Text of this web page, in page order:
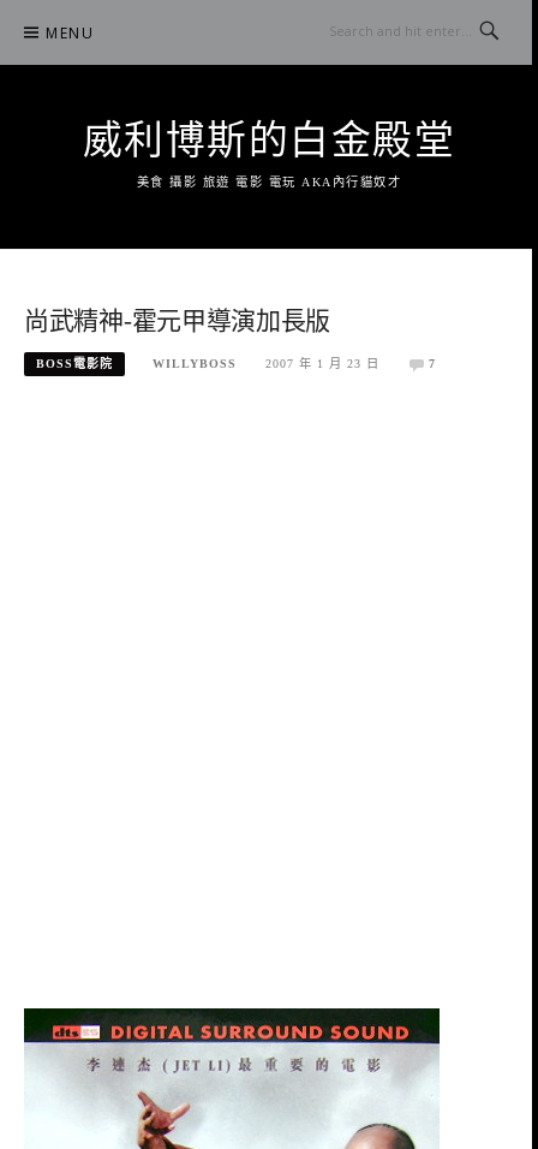
content
MENU
威利博斯的白金殿堂
美食 攝影 旅遊 電影 電玩 AKA內行貓奴才
尚武精神-霍元甲導演加長版
BOSS電影院 WILLYBOSS 2007 年 1 月 23 日 7